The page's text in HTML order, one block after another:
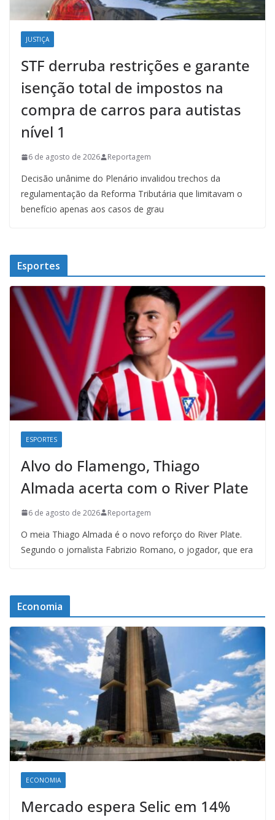
JUSTIÇA
STF derruba restrições e garante
isenção total de impostos na
compra de carros para autistas
nível 1
6 de agosto de 2026 Reportagem
Decisão unânime do Plenário invalidou trechos da
regulamentação da Reforma Tributária que limitavam o
benefício apenas aos casos de grau
Esportes
ESPORTES
Alvo do Flamengo, Thiago
Almada acerta com o River Plate
6 de agosto de 2026 Reportagem
O meia Thiago Almada é o novo reforço do River Plate.
Segundo o jornalista Fabrizio Romano, o jogador, que era
Economia
ECONOMIA
Mercado espera Selic em 14%